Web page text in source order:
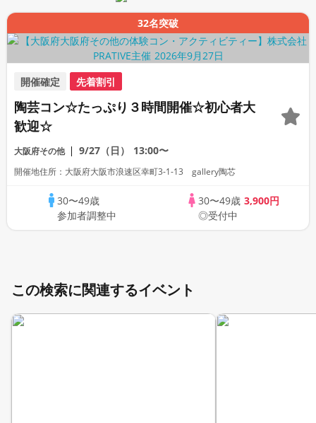
32名突破
開催確定 先着割引
陶芸コン☆たっぷり３時間開催☆初心者大
歓迎☆
大阪府その他 9/27（日） 13:00〜
開催地住所：大阪府大阪市浪速区幸町3-1-13 gallery陶芯
30〜49歳
参加者調整中
30〜49歳 3,900円
◎受付中
この検索に関連するイベント